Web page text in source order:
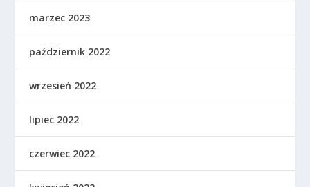
marzec 2023
październik 2022
wrzesień 2022
lipiec 2022
czerwiec 2022